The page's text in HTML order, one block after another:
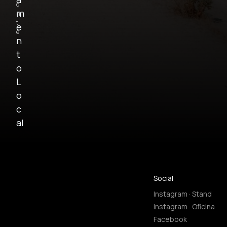
m
e
n
t
o
L
o
c
al
o
n
t
e
Social
Instagram · Stand
Instagram · Oficina
Facebook